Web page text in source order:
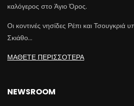
καλόγερος στο Άγιο Όρος.
Οι κοντινές νησίδες Ρέπι και Τσουγκριά
Σκιάθο…
ΜΑΘΕΤΕ ΠΕΡΙΣΣΟΤΕΡΑ
NEWSROOM